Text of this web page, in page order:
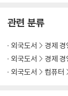
The challenges
st detailed
called
f's
grips with the
관련 분류
외국도서 경제 경
외국도서
경제 경
외국도서
컴퓨터